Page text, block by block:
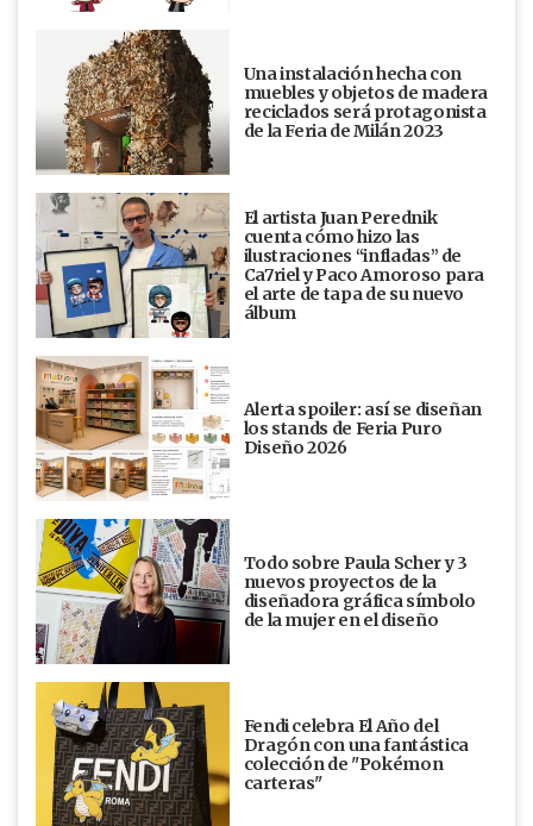
Una instalación hecha con
muebles y objetos de madera
reciclados será protagonista
de la Feria de Milán 2023
El artista Juan Perednik
cuenta cómo hizo las
ilustraciones “infladas” de
Ca7riel y Paco Amoroso para
el arte de tapa de su nuevo
álbum
Alerta spoiler: así se diseñan
los stands de Feria Puro
Diseño 2026
Todo sobre Paula Scher y 3
nuevos proyectos de la
diseñadora gráfica símbolo
de la mujer en el diseño
Fendi celebra El Año del
Dragón con una fantástica
colección de "Pokémon
carteras"